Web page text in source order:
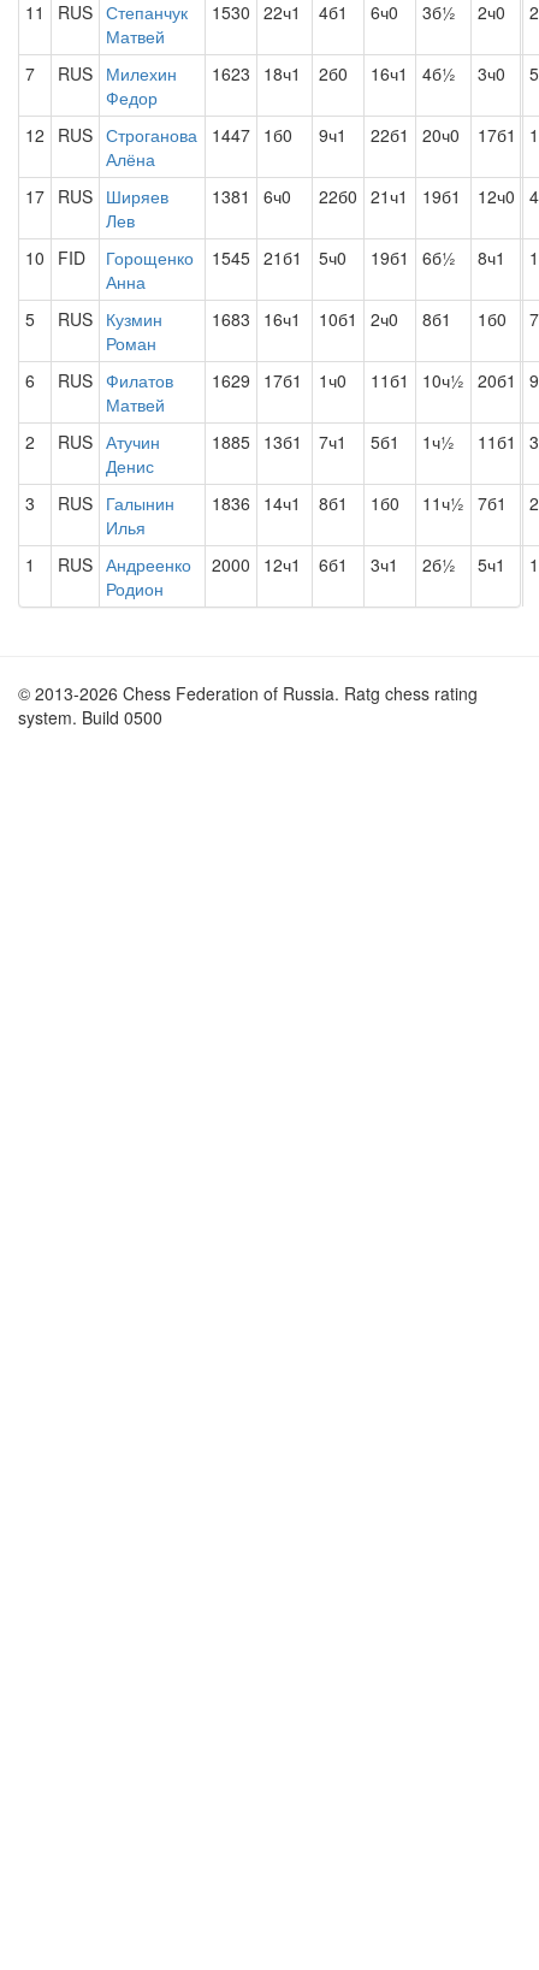
11 RUS Степанчук
Матвей
1530 22ч1 4б1 6ч0 3б½ 2ч0
7 RUS Милехин
Федор
1623 18ч1 2б0 16ч1 4б½ 3ч0
12 RUS Строганова
Алёна
1447 1б0 9ч1 22б1 20ч0 17б1
17 RUS Ширяев
Лев
1381 6ч0 22б0 21ч1 19б1 12ч0
10 FID
Горощенко
Анна
1545 21б1 5ч0 19б1 6б½ 8ч1
5 RUS Кузмин
Роман
1683 16ч1 10б1 2ч0 8б1 1б0
6 RUS Филатов
Матвей
1629 17б1 1ч0 11б1 10ч½ 20б1
2 RUS Атучин
Денис
1885 13б1 7ч1 5б1 1ч½ 11б1
3 RUS Галынин
Илья
1836 14ч1 8б1 1б0 11ч½ 7б1
1 RUS Андреенко
Родион
2000 12ч1 6б1 3ч1 2б½ 5ч1
© 2013-2026 Chess Federation of Russia. Ratg chess rating
system. Build 0500